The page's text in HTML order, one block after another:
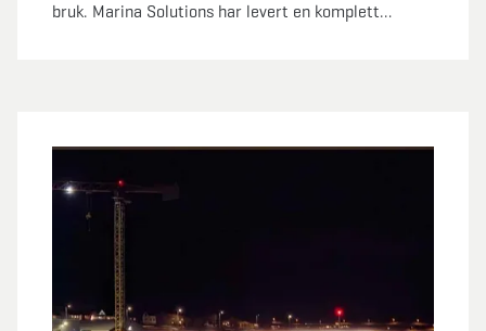
bruk. Marina Solutions har levert en komplett